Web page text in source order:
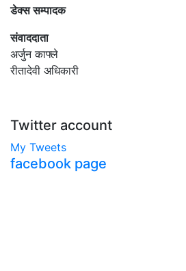
डेक्स सम्पादक
संवाददाता
अर्जुन काफ्ले
रीतादेवी अधिकारी
Twitter account
My Tweets
facebook page